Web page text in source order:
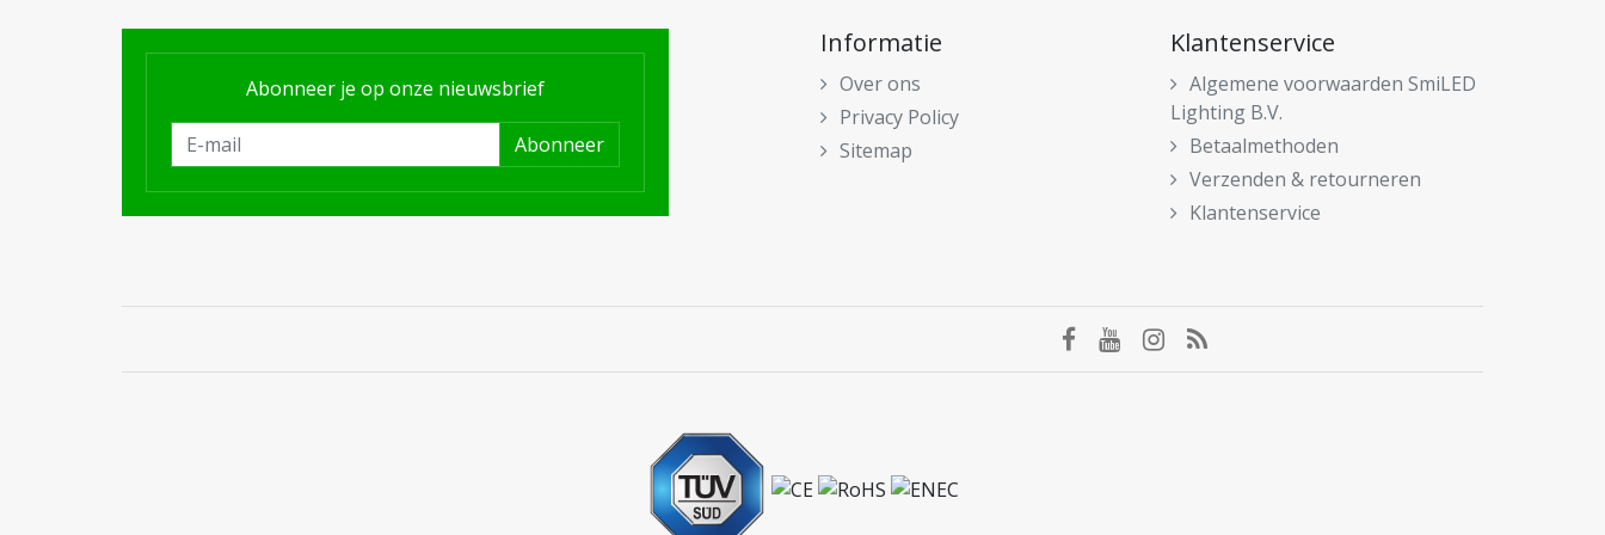
Abonneer je op onze nieuwsbrief
Abonneer
Informatie
Over ons
Privacy Policy
Sitemap
Klantenservice
Algemene voorwaarden SmiLED
Lighting B.V.
Betaalmethoden
Verzenden & retourneren
Klantenservice